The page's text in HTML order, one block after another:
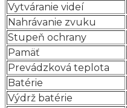
Vytváranie videí
Nahrávanie zvuku
Stupeň ochrany
Pamäť
Prevádzková teplota
Batérie
Výdrž batérie